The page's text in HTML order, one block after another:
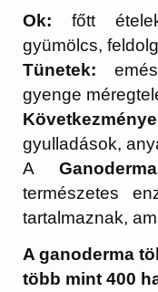
Ok: főtt
gyümölcs,
Tünetek:
gyenge
gyulladások,
A
természetes
tartalmaznak,
A ganoderma
több mint 400